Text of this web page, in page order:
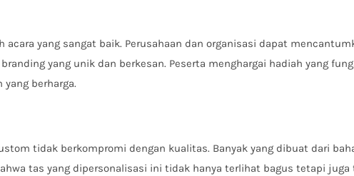
yang sangat baik. Perusahaan dan organisasi dapat
yang unik dan berkesan. Peserta menghargai hadiah yang
berharga.
tidak berkompromi dengan kualitas. Banyak yang dibuat dari
tas yang dipersonalisasi ini tidak hanya terlihat bagus tetapi juga